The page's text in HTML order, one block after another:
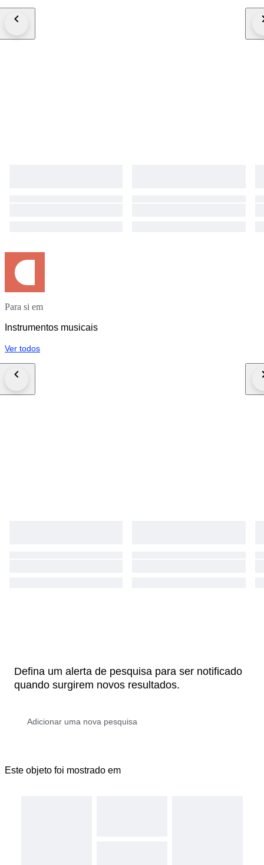
Para si em
Instrumentos musicais
Ver todos
Defina um alerta de pesquisa para ser notificado
quando surgirem novos resultados.
Este objeto foi mostrado em